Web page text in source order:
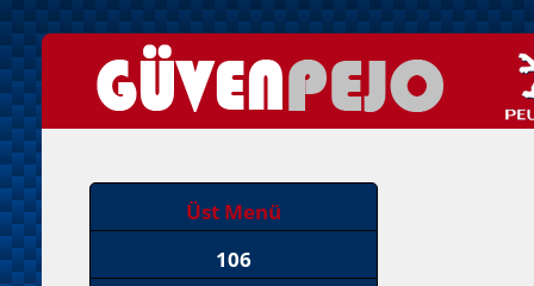
Üst Menü
106